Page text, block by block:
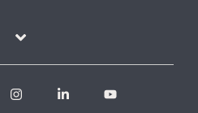
InstagramLinkedin